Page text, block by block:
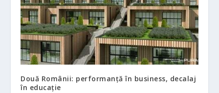
Două Românii: performanță în business, decalaj
în educație